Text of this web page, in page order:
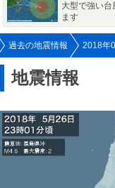
大型で強い
ます
過去の地震情報 2018年
地震情報